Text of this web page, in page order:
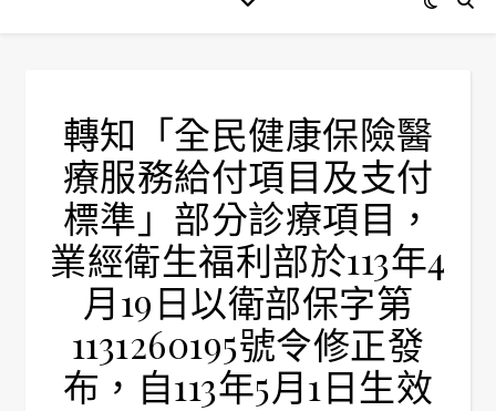
轉知「全民健康保險醫
療服務給付項目及支付
標準」部分診療項目，
業經衛生福利部於113年4
月19日以衛部保字第
1131260195號令修正發
布，自113年5月1日生效